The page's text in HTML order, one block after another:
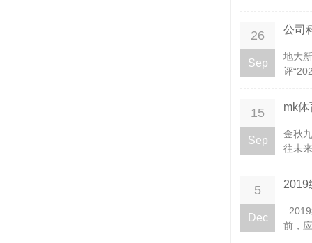
26
Sep
公司
地大
评
15
Sep
mk
金秋
往未
5
Dec
2019
前，